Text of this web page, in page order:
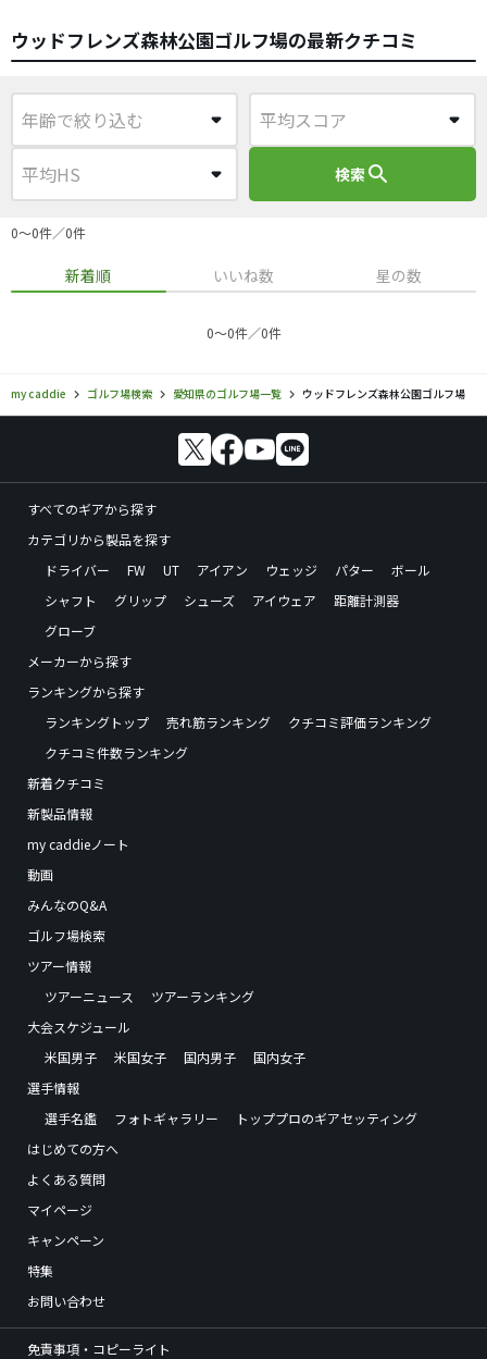
ウッドフレンズ森林公園ゴルフ場の最新クチコミ
検索search
0〜0件／0件
新着順 いいね数 星の数
0〜0件／0件
my caddie ゴルフ場検索 愛知県のゴルフ場一覧 ウッドフレンズ森林公園ゴルフ場
すべてのギアから探す
カテゴリから製品を探す
ドライバー
FW UT アイアン ウェッジ パター
ボール
シャフト
グリップ シューズ アイウェア
距離計測器
グローブ
メーカーから探す
ランキングから探す
ランキングトップ
売れ筋ランキング
クチコミ評価ランキング
クチコミ件数ランキング
新着クチコミ
新製品情報
my caddieノート
動画
みんなのQ&A
ゴルフ場検索
ツアー情報
ツアーニュース
ツアーランキング
大会スケジュール
米国男子
米国女子 国内男子
国内女子
選手情報
選手名鑑
フォトギャラリー
トッププロのギアセッティング
はじめての方へ
よくある質問
マイページ
キャンペーン
特集
お問い合わせ
免責事項・コピーライト